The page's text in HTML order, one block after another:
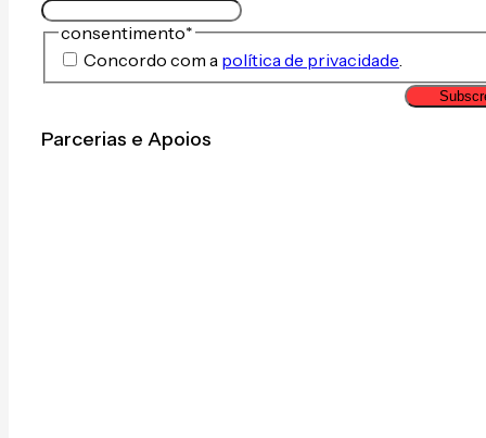
consentimento*
Concordo com a política de privacidade.
Parcerias e Apoios